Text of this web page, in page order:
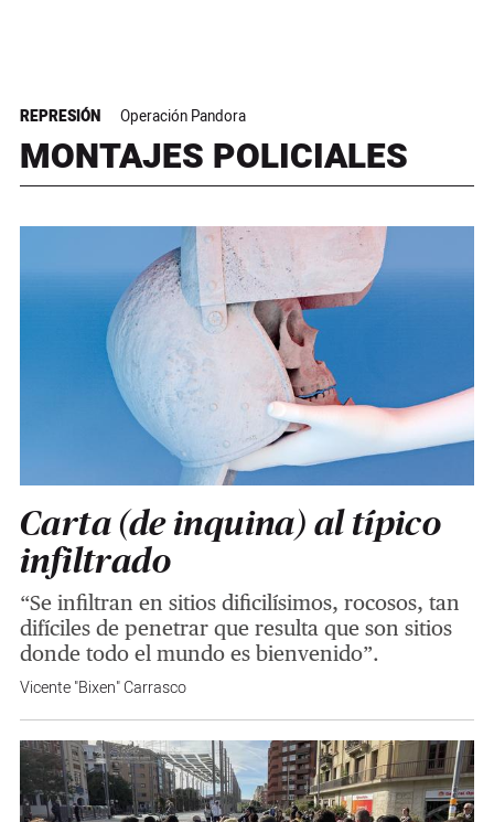
REPRESIÓN Operación Pandora
MONTAJES POLICIALES
Carta (de inquina) al típico
infiltrado
“Se infiltran en sitios dificilísimos, rocosos, tan
difíciles de penetrar que resulta que son sitios
donde todo el mundo es bienvenido”.
Vicente "Bixen" Carrasco